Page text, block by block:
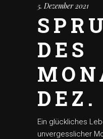
5. Dezember 2021
DES
DEZ.
Ein glückliches
unvergesslicher